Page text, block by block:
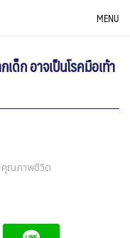
MENU
ด็ก อาจเป็นโรคมือเท้า
คุณภาพชีวิต